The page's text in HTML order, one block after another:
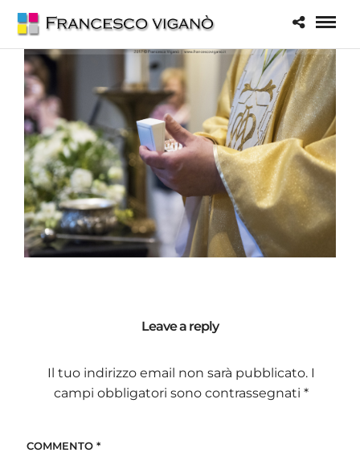
Leave a reply
Il tuo indirizzo email non sarà pubblicato. I
campi obbligatori sono contrassegnati *
COMMENTO *